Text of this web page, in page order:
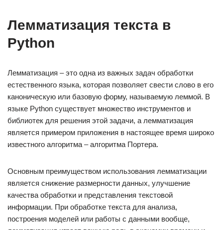
Лемматизация текста в
Python
Лемматизация – это одна из важных задач обработки
естественного языка, которая позволяет свести слово в его
каноническую или базовую форму, называемую леммой. В
языке Python существует множество инструментов и
библиотек для решения этой задачи, а лемматизация
является примером приложения в настоящее время широко
известного алгоритма – алгоритма Портера.
Основным преимуществом использования лемматизации
является снижение размерности данных, улучшение
качества обработки и представления текстовой
информации. При обработке текста для анализа,
построения моделей или работы с данными вообще,